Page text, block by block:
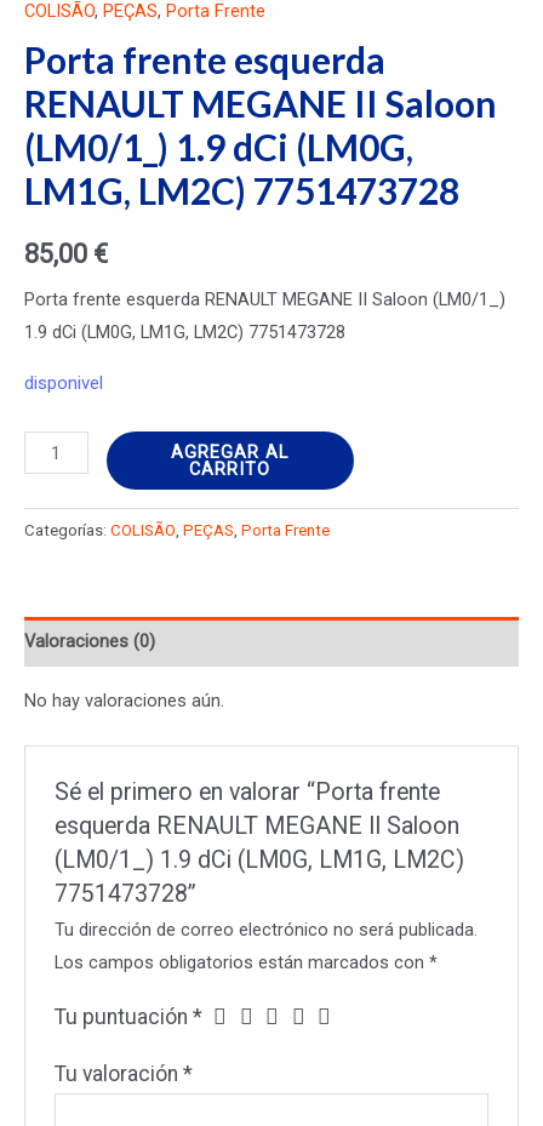
COLISÃO, PEÇAS, Porta Frente
Porta frente esquerda
RENAULT MEGANE II Saloon
(LM0/1_) 1.9 dCi (LM0G,
LM1G, LM2C) 7751473728
85,00 €
Porta frente esquerda RENAULT MEGANE II Saloon (LM0/1_)
1.9 dCi (LM0G, LM1G, LM2C) 7751473728
disponivel
Porta
frente
esquerda
RENAULT
Saloon
1.9
dCi
LM1G,
LM2C)
7751473728
cantidad
AGREGAR AL
CARRITO
Categorías: COLISÃO, PEÇAS, Porta Frente
Valoraciones (0)
No hay valoraciones aún.
Sé el primero en valorar “Porta frente
esquerda RENAULT MEGANE II Saloon
(LM0/1_) 1.9 dCi (LM0G, LM1G, LM2C)
7751473728”
Tu dirección de correo electrónico no será publicada.
Los campos obligatorios están marcados con*
Tu puntuación*
Tu valoración*